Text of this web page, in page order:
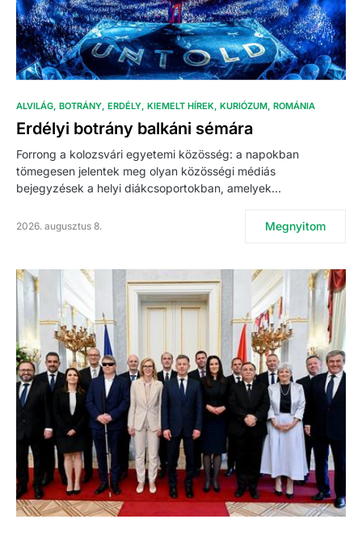
ALVILÁG BOTRÁNY ERDÉLY KIEMELT HÍREK KURIÓZUM ROMÁNIA
Erdélyi botrány balkáni sémára
Forrong a kolozsvári egyetemi közösség: a napokban
tömegesen jelentek meg olyan közösségi médiás
bejegyzések a helyi diákcsoportokban, amelyek…
2026. augusztus 8. Megnyitom